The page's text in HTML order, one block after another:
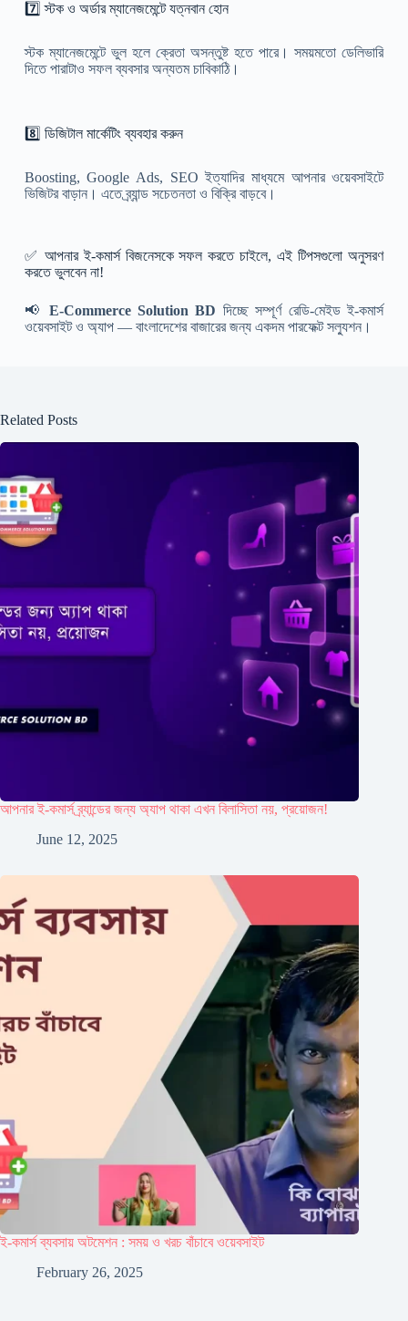
7️⃣ স্টক ও অর্ডার ম্যানেজমেন্টে যত্নবান হোন
স্টক ম্যানেজমেন্টে ভুল হলে ক্রেতা অসন্তুষ্ট হতে পারে। সময়মতো ডেলিভারি
দিতে পারাটাও সফল ব্যবসার অন্যতম চাবিকাঠি।
8️⃣ ডিজিটাল মার্কেটিং ব্যবহার করুন
Boosting, Google Ads, SEO ইত্যাদির মাধ্যমে আপনার ওয়েবসাইটে
ভিজিটর বাড়ান। এতে ব্র্যান্ড সচেতনতা ও বিক্রি বাড়বে।
✅ আপনার ই-কমার্স বিজনেসকে সফল করতে চাইলে, এই টিপসগুলো অনুসরণ
করতে ভুলবেন না!
📢 E-Commerce Solution BD দিচ্ছে সম্পূর্ণ রেডি-মেইড ই-কমার্স
ওয়েবসাইট ও অ্যাপ — বাংলাদেশের বাজারের জন্য একদম পারফেক্ট সল্যুশন।
Related Posts
আপনার ই-কমার্স ব্র্যান্ডের জন্য অ্যাপ থাকা এখন বিলাসিতা নয়, প্রয়োজন!
June 12, 2025
ই-কমার্স ব্যবসায় অটমেশন : সময় ও খরচ বাঁচাবে ওয়েবসাইট
February 26, 2025